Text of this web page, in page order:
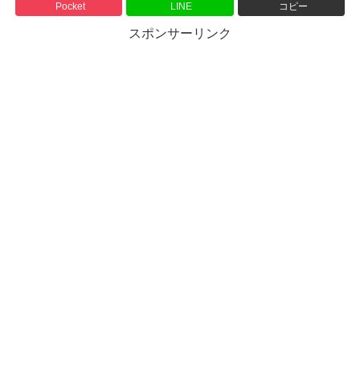
Pocket LINE コピー
スポンサーリンク